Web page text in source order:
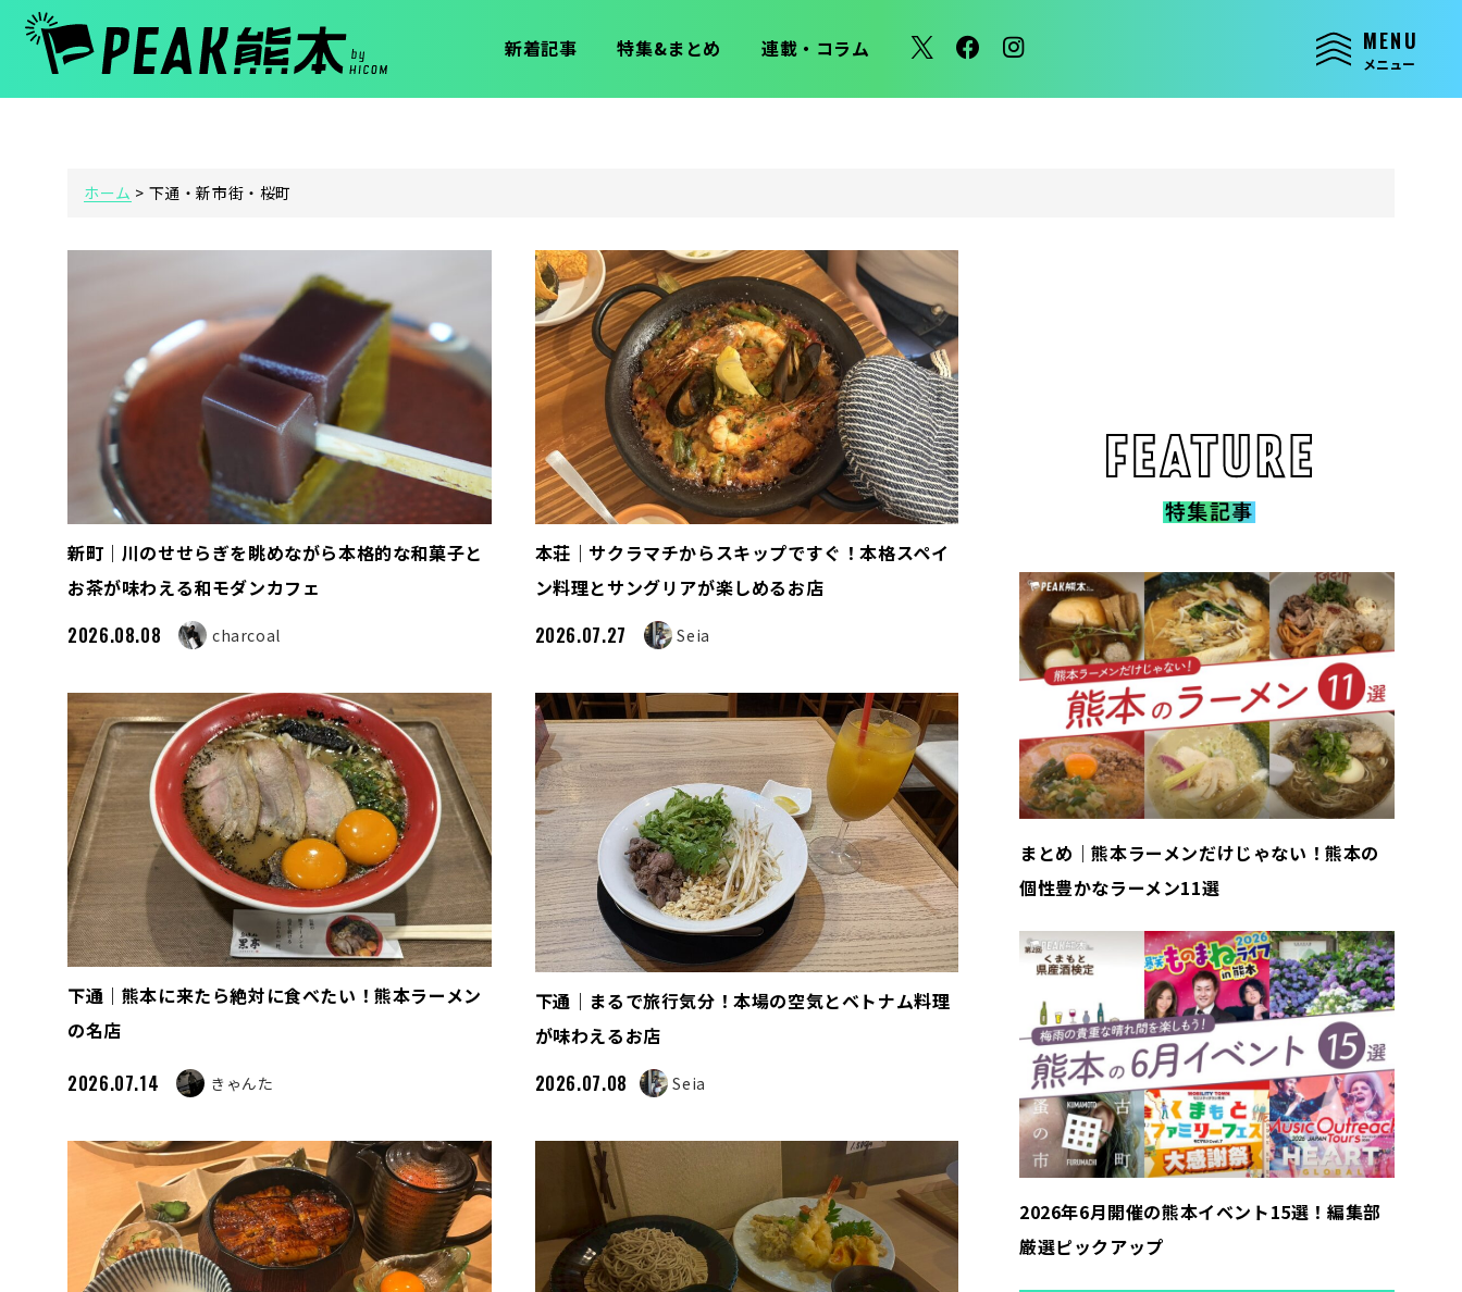
新着記事 特集&まとめ 連載・コラム MENU
メニュー
ホーム > 下通・新市街・桜町
新町｜川のせせらぎを眺めながら本格的な和菓子と
お茶が味わえる和モダンカフェ
2026.08.08
charcoal
本荘｜サクラマチからスキップですぐ！本格スペイ
ン料理とサングリアが楽しめるお店
2026.07.27
Seia
下通｜熊本に来たら絶対に食べたい！熊本ラーメン
の名店
2026.07.14 きゃんた
下通｜まるで旅行気分！本場の空気とベトナム料理
が味わえるお店
2026.07.08
Seia
まとめ｜熊本ラーメンだけじゃない！熊本の
個性豊かなラーメン11選
2026年6月開催の熊本イベント15選！編集部
厳選ピックアップ